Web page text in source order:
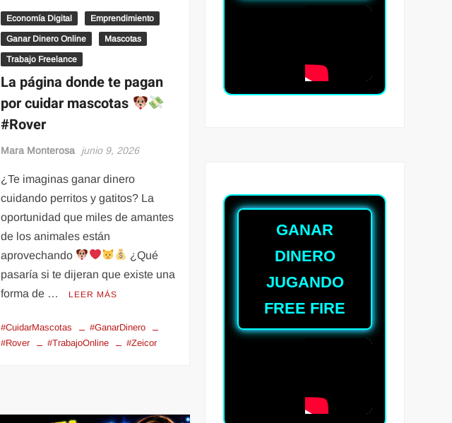
Economía Digital Emprendimiento
Ganar Dinero Online Mascotas
Trabajo Freelance
La página donde te pagan
por cuidar mascotas
#Rover
Mara Monterosa junio 9, 2026
¿Te imaginas ganar dinero
cuidando perritos y gatitos? La
oportunidad que miles de amantes
de los animales están
aprovechando
¿Qué
pasaría si te dijeran que existe una
forma de …
LEER MÁS
#CuidarMascotas
#GanarDinero
#Rover
#TrabajoOnline #Zeicor
GANAR
DINERO
JUGANDO
FREE FIRE